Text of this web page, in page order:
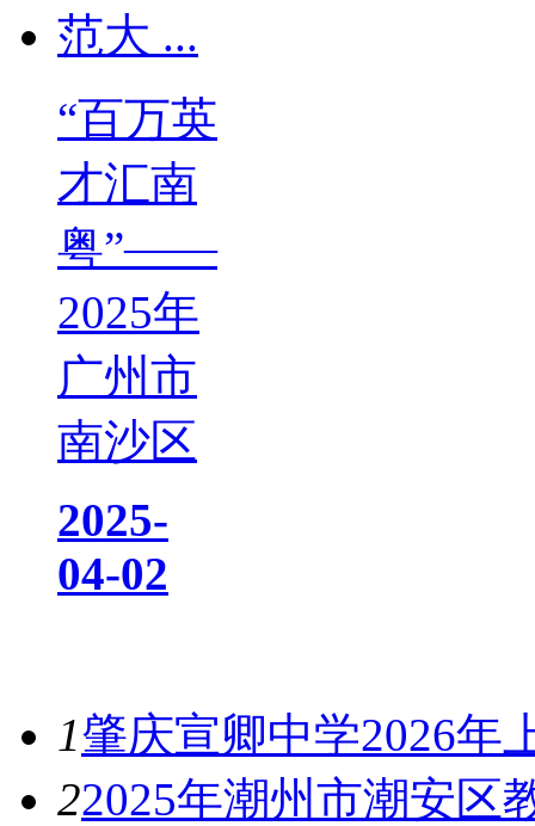
“百万英
才汇南
粤”——
2025年
广州市
南沙区
2025-
04-02
1肇庆宣卿中学2026年
22025年潮州市潮安区